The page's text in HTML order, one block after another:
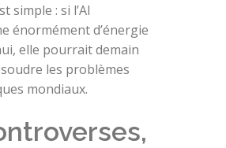
simple : si l’AI
énormément d’énergie
elle pourrait demain
les problèmes
mondiaux.